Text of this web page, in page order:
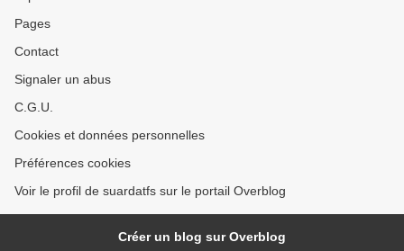
Pages
Contact
Signaler un abus
C.G.U.
Cookies et données personnelles
Préférences cookies
Voir le profil de suardatfs sur le portail Overblog
Créer un blog sur Overblog